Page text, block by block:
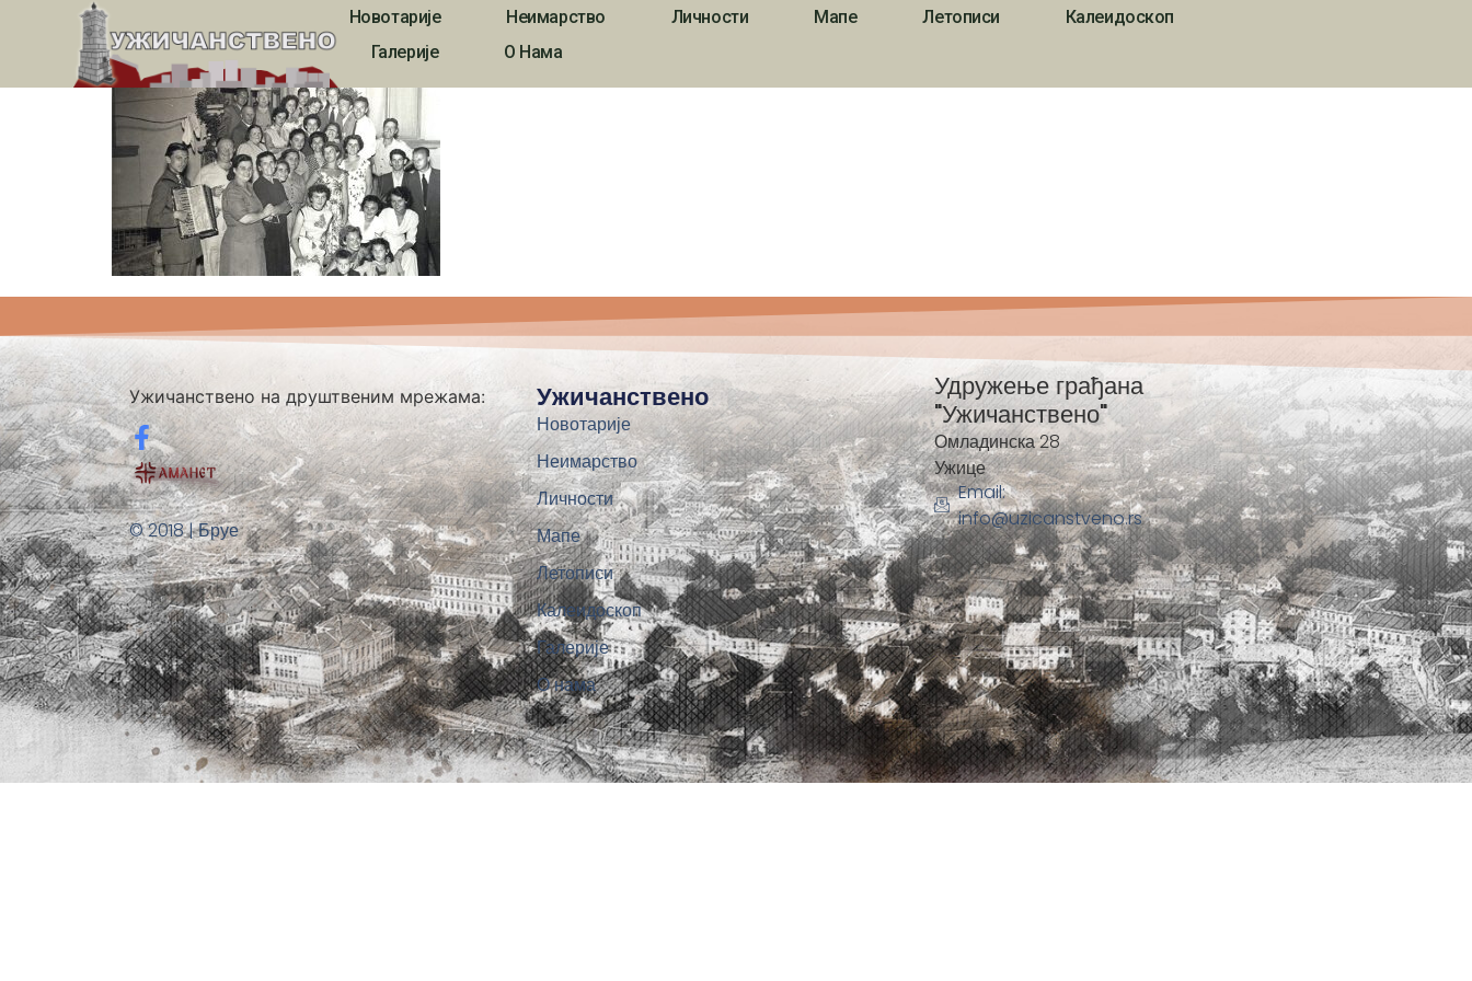
Новотарије Неимарство Личности Мапе Летописи
Калеидоскоп
Галерије
О Нама
1525
Ужичанствено на друштвеним мрежама:
© 2018 | Бруе
Ужичанствено
Новотарије
Неимарство
Личности
Мапе
Летописи
Калеидоскоп
Галерије
О нама
Удружење грађана
"Ужичанствено"
Омладинска 28
Ужице
Email:
info@uzicanstveno.rs